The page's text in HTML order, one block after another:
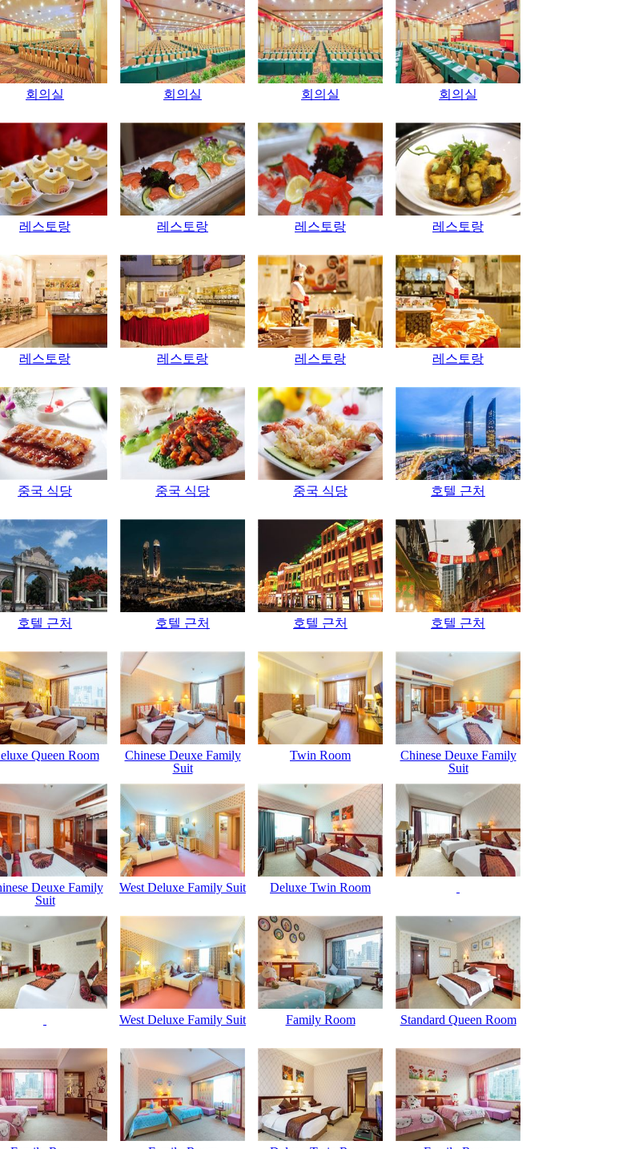
회의실 회의실 회의실 회의실
레스토랑 레스토랑 레스토랑 레스토랑
레스토랑 레스토랑 레스토랑 레스토랑
중국 식당 중국 식당 중국 식당 호텔 근처
호텔 근처 호텔 근처 호텔 근처 호텔 근처
Queen Room
Chinese Deuxe Family
Suit
Twin Room
Chinese Deuxe Family
Suit
Deuxe Family
Suit
West Deluxe Family Suit Deluxe Twin Room
West Deluxe Family Suit Family Room Standard Queen Room